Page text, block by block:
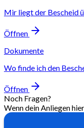
Mir liegt der Bescheid
Öffnen
Dokumente
Wo finde ich den
Öffnen
Noch Fragen?
Wenn dein Anliegen